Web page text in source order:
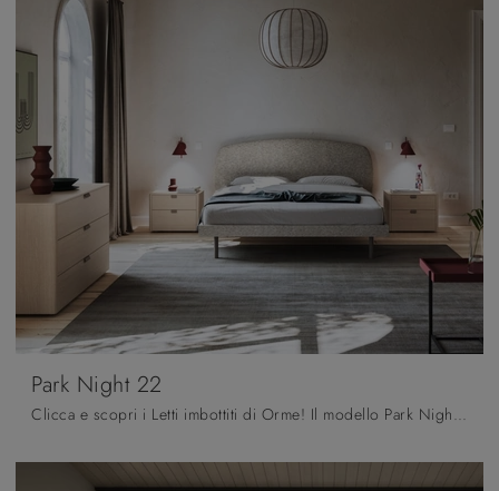
Park Night 22
Clicca e scopri i Letti imbottiti di Orme! Il modello Park Night 22 in tessuto ti attende nelle versioni matrimoniali.